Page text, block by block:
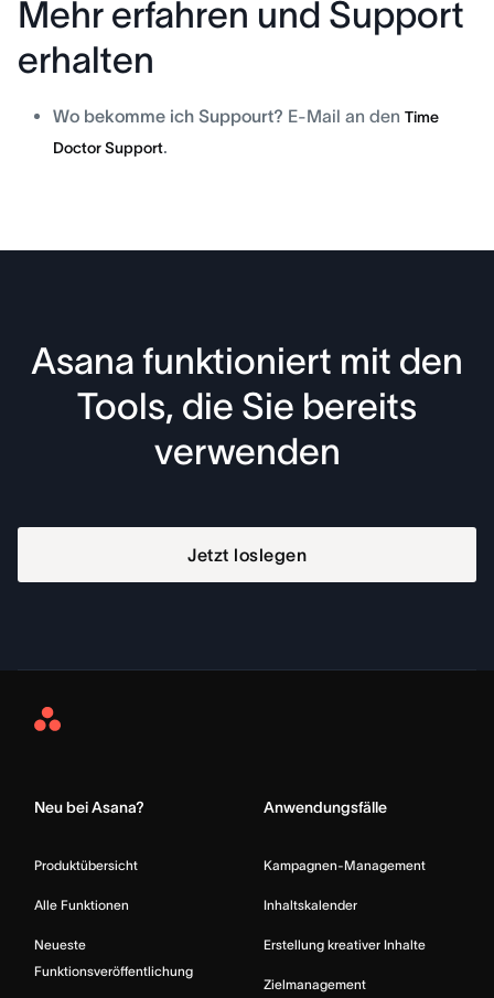
Mehr erfahren und Support
erhalten
Wo bekomme ich Suppourt? E-Mail an den Time
Doctor Support.
Asana funktioniert mit den
Tools, die Sie bereits
verwenden
Jetzt loslegen
Asana
Neu bei Asana?
Produktübersicht
Alle Funktionen
Neueste
Funktionsveröffentlichung
Anwendungsfälle
Kampagnen-Management
Inhaltskalender
Erstellung kreativer Inhalte
Zielmanagement